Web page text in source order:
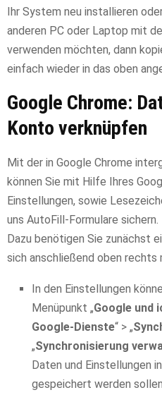
Ihr System neu installieren
anderen PC oder Laptop mit
verwenden möchten, dann
einfach wieder in das oben
Google Chrome:
Konto verknüpfen
Mit der in Google Chrome
können Sie mit Hilfe Ihres
Einstellungen, sowie
uns AutoFill-Formulare sichern.
Dazu benötigen Sie zunächst
sich anschließend oben rechts
In den Einstellungen
Menüpunkt „Google und
Google-Dienste“ > „
„Synchronisierung
Daten und Einstellungen
gespeichert werden sollen.